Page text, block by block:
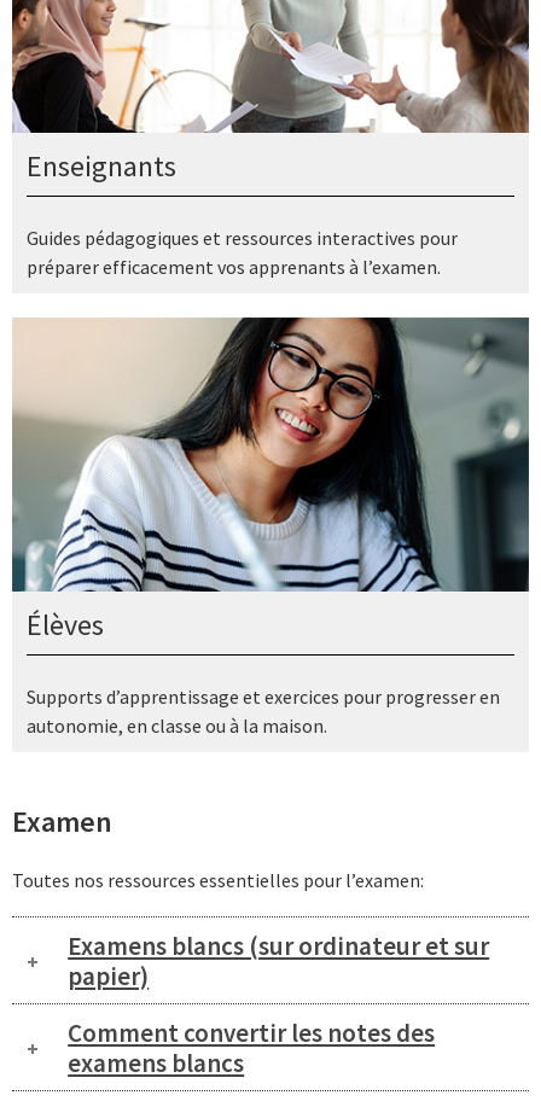
Enseignants
Guides pédagogiques et ressources interactives pour
préparer efficacement vos apprenants à l’examen.
Élèves
Supports d’apprentissage et exercices pour progresser en
autonomie, en classe ou à la maison.
Examen
Toutes nos ressources essentielles pour l’examen:
Examens blancs (sur ordinateur et sur
papier)
Comment convertir les notes des
examens blancs